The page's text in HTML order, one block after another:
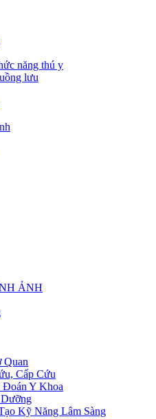
năng thú y
lưu
ẢNH
Quan
Cấp Cứu
Y Khoa
Kỹ Năng Lâm Sàng